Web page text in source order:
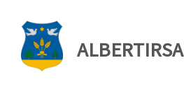
ALBERTIRSA